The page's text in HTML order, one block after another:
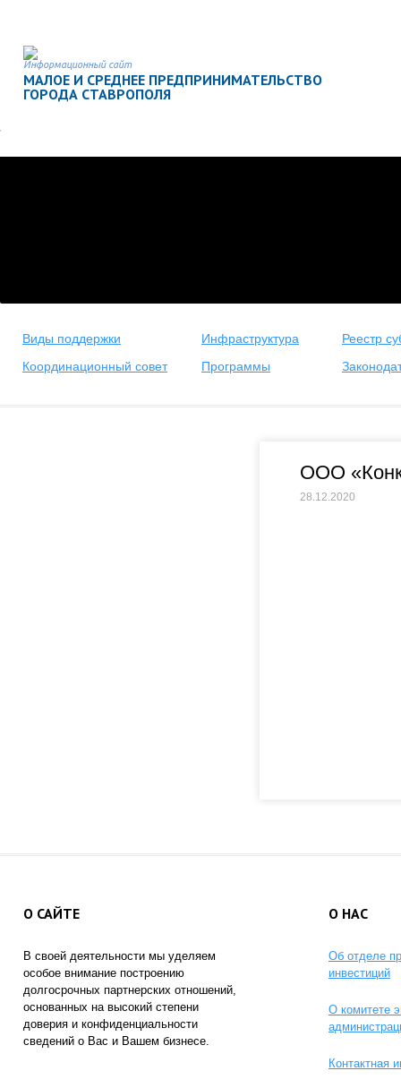
Информационный сайт
МАЛОЕ И СРЕДНЕЕ ПРЕДПРИНИМАТЕЛЬСТВО
ГОРОДА СТАВРОПОЛЯ
Виды поддержки Инфраструктура
Реестр
Координационный совет
Программы
ООО
28.12.2020
О САЙТЕ
В своей деятельности мы уделяем
особое внимание построению
долгосрочных партнерских отношений,
основанных на высокий степени
доверия и конфиденциальности
сведений о Вас и Вашем бизнесе.
О НАС
Об отделе
инвестиций
О комитете
Контактная